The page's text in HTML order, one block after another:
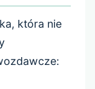
która nie